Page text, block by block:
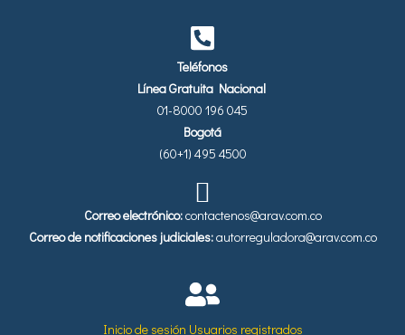
Teléfonos
Línea Gratuita Nacional
01-8000 196 045
Bogotá
(60+1) 495 4500
Correo electrónico:contactenos@arav.com.co
Correo de notificaciones judiciales:autorreguladora@arav.com.co
Inicio de sesión Usuarios registrados